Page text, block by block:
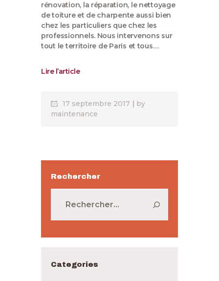
rénovation, la réparation, le nettoyage
de toiture et de charpente aussi bien
chez les particuliers que chez les
professionnels. Nous intervenons sur
tout le territoire de Paris et tous…
Lire l’article
17 septembre 2017
by
maintenance
Rechercher
Categories